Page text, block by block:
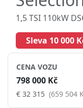
1,5 TSI 110kW
Sleva 10 000
CENA VOZU
798 000 Kč
€ 32 315 (659 504